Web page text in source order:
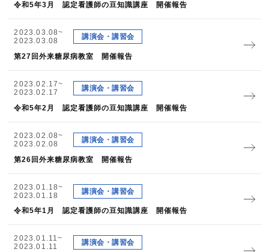
令和5年3月 認定看護師の豆知識講座 開催報告
2023.03.08~
2023.03.08
講演会・講習会
第27回外来糖尿病教室 開催報告
2023.02.17~
2023.02.17
講演会・講習会
令和5年2月 認定看護師の豆知識講座 開催報告
2023.02.08~
2023.02.08
講演会・講習会
第26回外来糖尿病教室 開催報告
2023.01.18~
2023.01.18
講演会・講習会
令和5年1月 認定看護師の豆知識講座 開催報告
2023.01.11~
2023.01.11
講演会・講習会